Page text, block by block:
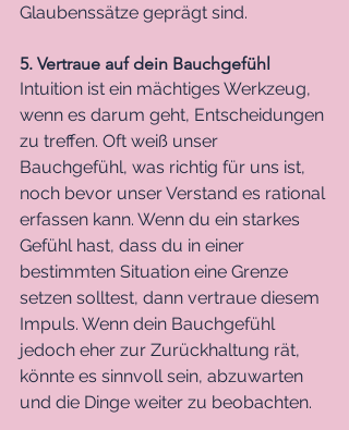
Glaubenssätze geprägt sind.
5. Vertraue auf dein Bauchgefühl
Intuition ist ein mächtiges Werkzeug,
wenn es darum geht, Entscheidungen
zu treffen. Oft weiß unser
Bauchgefühl, was richtig für uns ist,
noch bevor unser Verstand es rational
erfassen kann. Wenn du ein starkes
Gefühl hast, dass du in einer
bestimmten Situation eine Grenze
setzen solltest, dann vertraue diesem
Impuls. Wenn dein Bauchgefühl
jedoch eher zur Zurückhaltung rät,
könnte es sinnvoll sein, abzuwarten
und die Dinge weiter zu beobachten.